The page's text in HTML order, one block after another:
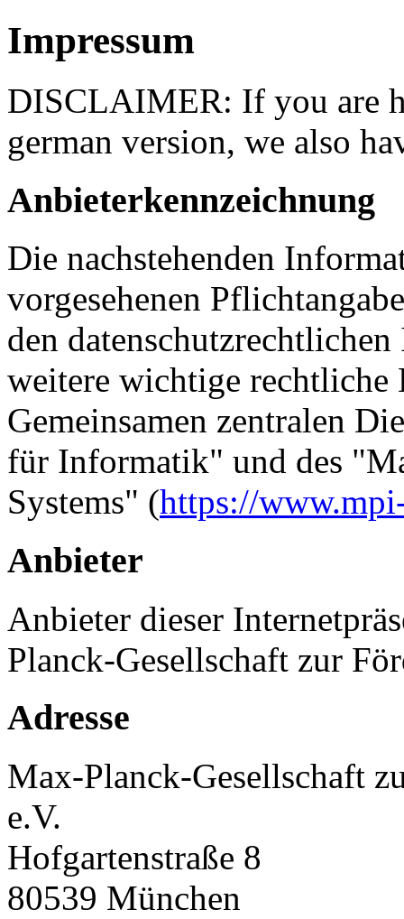
Impressum
DISCLAIMER: If you are
german version, we also
Anbieterkennzeichnung
Die nachstehenden
vorgesehenen
den
weitere wichtige rechtliche
Gemeinsamen zentralen
für Informatik" und des
Systems" (https://
Anbieter
Anbieter dieser
Planck-Gesellschaft zur
Adresse
Max-Planck-Gesellschaft
e.V.
Hofgartenstraße 8
80539 München